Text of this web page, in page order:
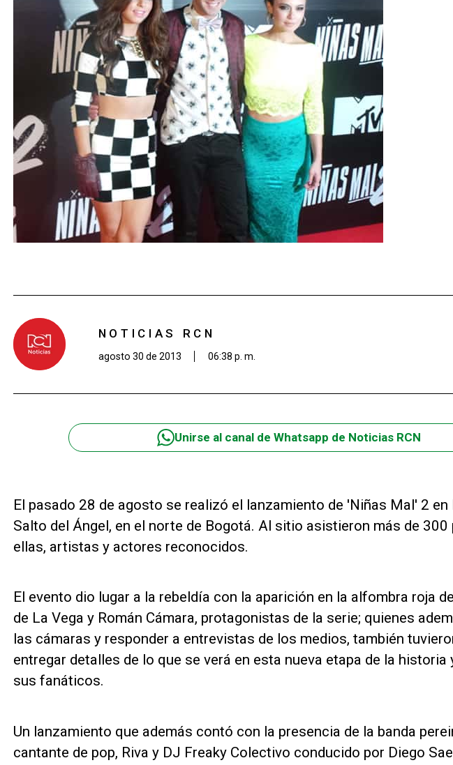
NOTICIAS RCN
agosto 30 de 2013 06:38 p. m.
Unirse al canal de Whatsapp de Noticias RCN
El pasado 28 de agosto se realizó el lanzamiento de 'Niñas Mal' 2
Salto del Ángel, en el norte de Bogotá. Al sitio asistieron más de 300
ellas, artistas y actores reconocidos.
El evento dio lugar a la rebeldía con la aparición en la alfombra roja
de La Vega y Román Cámara, protagonistas de la serie; quienes
las cámaras y responder a entrevistas de los medios, también
entregar detalles de lo que se verá en esta nueva etapa de la
sus fanáticos.
Un lanzamiento que además contó con la presencia de la banda
cantante de pop, Riva y DJ Freaky Colectivo conducido por Diego